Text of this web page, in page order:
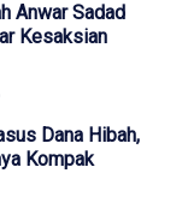
Anwar Sadad
Kesaksian
Dana Hibah,
Kompak